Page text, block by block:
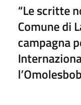
“Le scritte
Comune di
campagna